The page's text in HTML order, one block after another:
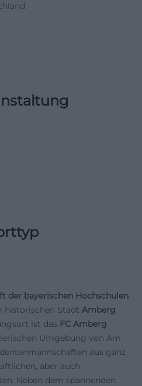
der bayerischen Hochschulen
historischen Stadt Amberg
ist das FC Amberg
Umgebung von Am
aus ganz
aber auch
Neben dem spannenden